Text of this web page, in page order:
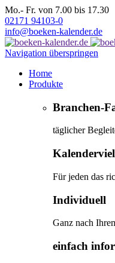
Mo.- Fr. von 7.00 bis 17.30
02171 94103-0
info@boeken-kalender.de
Navigation überspringen
Home
Produkte
Branchen-
täglicher
Für jeden das
Individuell
Ganz nach
einfach